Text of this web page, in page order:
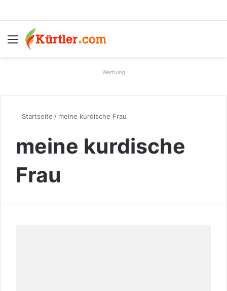
Menü
Werbung
Startseite / meine kurdische Frau
meine kurdische
Frau